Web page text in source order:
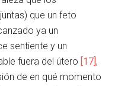
que un feto
ya un
sentiente y un
fuera del útero [17],
de en qué momento